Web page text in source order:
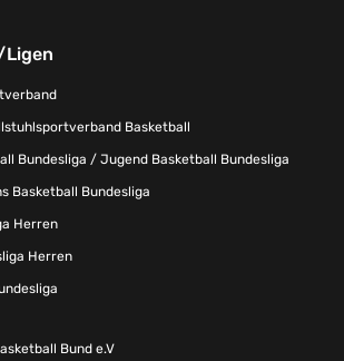
Ligen
Basketball
Bundesliga / Jugend Basketball Bundesliga
Basketball Bundesliga
Herren
Herren
Bund e.V